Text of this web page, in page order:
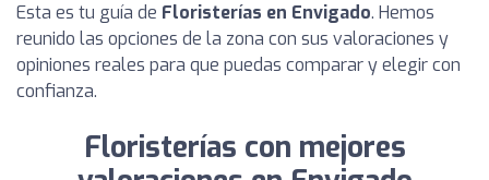
Esta es tu guía de Floristerías en Envigado. Hemos
reunido las opciones de la zona con sus valoraciones y
opiniones reales para que puedas comparar y elegir con
confianza.
Floristerías con mejores